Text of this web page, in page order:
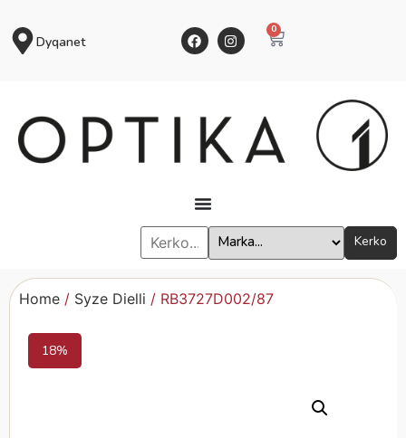
Dyqanet
0
Kerko
Home / Syze Dielli / RB3727D002/87
18%